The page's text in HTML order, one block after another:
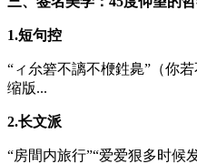
1.短句控
“ィ厼箬不謧不楩鉎臰”（你
缩版...
2.长文派
“房間内旅行”“爱爱狠多时候